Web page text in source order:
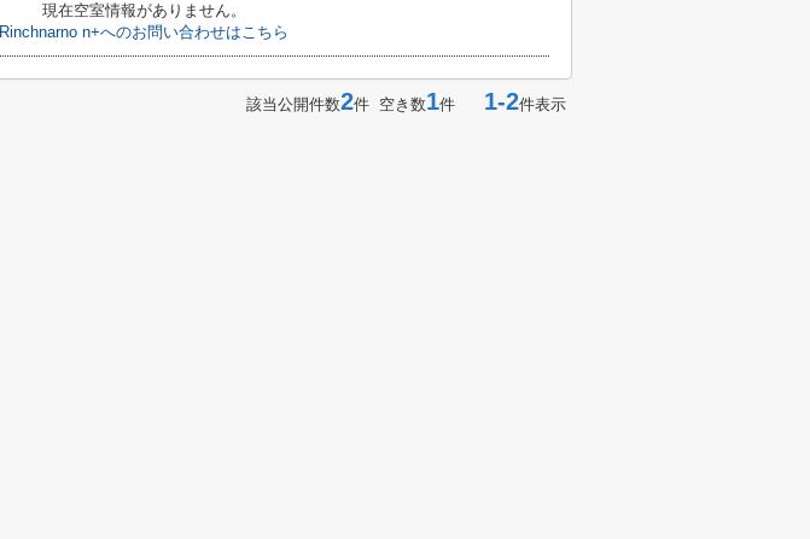
現在空室情報がありません。
Rinchnarno n+へのお問い合わせはこちら
該当公開件数2件 空き数1件 1-2件表示